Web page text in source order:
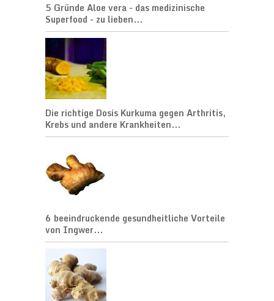
5 Gründe Aloe vera - das medizinische
Superfood - zu lieben...
Die richtige Dosis Kurkuma gegen Arthritis,
Krebs und andere Krankheiten...
6 beeindruckende gesundheitliche Vorteile
von Ingwer...